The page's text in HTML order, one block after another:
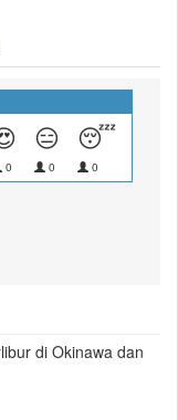
0
😑
0
😴
0
di Okinawa dan